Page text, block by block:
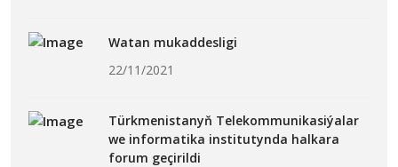
Watan mukaddesligi
22/11/2021
Türkmenistanyň Telekommunikasiýalar
we informatika institutynda halkara
forum geçirildi